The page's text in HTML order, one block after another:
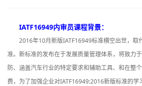
IATF16949内审员课程背景：
2016年10月新版IATF16949标准横空出世，取
准。新标准的发布在于发展质量管理体系，将致力
防、涵盖汽车行业的特定要求和辅助工具、和在整
费，为了加强企业对IATF16949:2016新版标准的